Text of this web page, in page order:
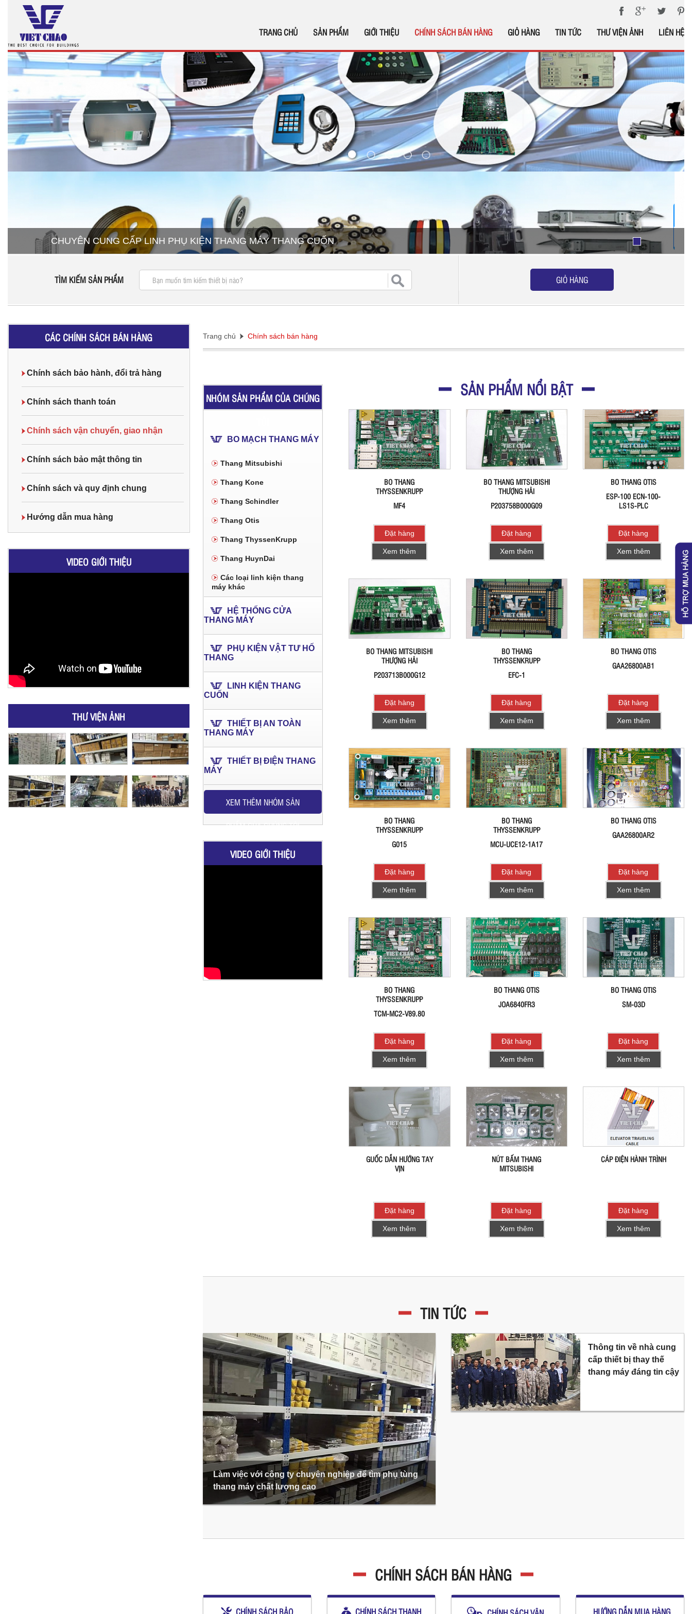
TRANG CHỦ SẢN PHẨM GIỚI THIỆU CHÍNH SÁCH BÁN HÀNG GIỎ HÀNG TIN TỨC THƯ VIỆN ẢNH LIÊN HỆ
CHUYÊN CUNG CẤP LINH PHỤ KIỆN THANG MÁY THANG CUỐN
TÌM KIẾM SẢN PHẨM GIỎ HÀNG
CÁC CHÍNH SÁCH BÁN HÀNG
Chính sách bảo hành, đổi trả hàng
Chính sách thanh toán
Chính sách vận chuyển, giao nhận
Chính sách bảo mật thông tin
Chính sách và quy định chung
Hướng dẫn mua hàng
VIDEO GIỚI THIỆU
THƯ VIỆN ẢNH
Trang chủ Chính sách bán hàng
NHÓM SẢN PHẨM CỦA CHÚNG
BO MẠCH THANG MÁY
Thang Mitsubishi
Thang Kone
Thang Schindler
Thang Otis
Thang ThyssenKrupp
Thang HuynDai
Các loại linh kiện thang
máy khác
HỆ THỐNG CỬA
THANG MÁY
PHỤ KIỆN VẬT TƯ HỐ
THANG
LINH KIỆN THANG
CUỐN
THIẾT BỊ AN TOÀN
THANG MÁY
THIẾT BỊ ĐIỆN THANG
MÁY
XEM THÊM NHÓM SẢN
PHẨM CỦA CHÚNG TÔI
VIDEO GIỚI THIỆU
SẢN PHẨM NỔI BẬT
BO THANG
THYSSENKRUPP
MF4
Đặt hàng
Xem thêm
BO THANG MITSUBISHI
THƯỢNG HẢI
P203758B000G09
Đặt hàng
Xem thêm
BO THANG OTIS
ESP-100 ECN-100-
LS1S-PLC
Đặt hàng
Xem thêm
BO THANG MITSUBISHI
THƯỢNG HẢI
P203713B000G12
Đặt hàng
Xem thêm
BO THANG
THYSSENKRUPP
EFC-1
Đặt hàng
Xem thêm
BO THANG OTIS
GAA26800AB1
Đặt hàng
Xem thêm
BO THANG
THYSSENKRUPP
G015
Đặt hàng
Xem thêm
BO THANG
THYSSENKRUPP
MCU-UCE12-1A17
Đặt hàng
Xem thêm
BO THANG OTIS
GAA26800AR2
Đặt hàng
Xem thêm
BO THANG
THYSSENKRUPP
TCM-MC2-V89.80
Đặt hàng
Xem thêm
BO THANG OTIS
JOA6840FR3
Đặt hàng
Xem thêm
BO THANG OTIS
SM-03D
Đặt hàng
Xem thêm
GUỐC DẪN HƯỚNG TAY
VỊN
Đặt hàng
Xem thêm
NÚT BẤM THANG
MITSUBISHI
Đặt hàng
Xem thêm
CÁP ĐIỆN HÀNH TRÌNH
Đặt hàng
Xem thêm
TIN TỨC
Làm việc với công ty chuyên nghiệp để tìm phụ tùng
thang máy chất lượng cao
Thông tin về nhà cung
cấp thiết bị thay thế
thang máy đáng tin cậy
CHÍNH SÁCH BÁN HÀNG
CHÍNH SÁCH BẢO CHÍNH SÁCH THANH HƯỚNG DẪN MUA HÀNG